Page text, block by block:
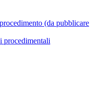
(da pubblicare
procedimentali